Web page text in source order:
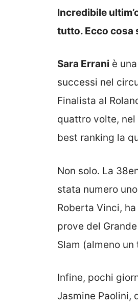
Incredibile
tutto. Ecco cosa
Sara Errani è
successi nel
Finalista al
quattro volte, nel
best ranking la
Non solo. La
stata numero
Roberta Vinci,
prove del
Slam (almeno
Infine, pochi
Jasmine Paolini,